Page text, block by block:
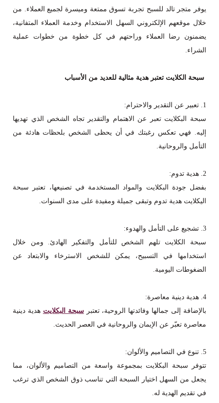
يوفر متجر تالد للسبح تجربة تسوق ممتعة وميسرة لجميع العملاء. من
خلال موقعهم الإلكتروني السهل الاستخدام وخدمة العملاء المتفانية،
يضمنون رضا العملاء وراحتهم في كل خطوة من خطوات عملية
الشراء.
سبحة الكلايت تعتبر هدية مثالية للعديد من الأسباب
1. تعبير عن التقدير والاحترام:
سبحة البكلايت تعبر عن الاهتمام والتقدير تجاه الشخص الذي تهديها
إليه. فهي تعكس رغبتك في أن يحظى الشخص بلحظات هادئة من
التأمل والروحانية.
2. هدية تدوم:
بفضل جودة البكلايت والمواد المستخدمة في تصنيعها، تعتبر سبحة
اليكلايت هدية تدوم وتبقى جميلة ومفيدة على مدى السنوات.
3. تشجيع على التأمل والهدوء:
سبحة الكلايت تلهم الشخص للتأمل والتفكير الهادئ. ومن خلال
استخدامها في التسبيح، يمكن للشخص الاسترخاء والابتعاد عن
الضغوطات اليومية.
4. هدية دينية معاصرة:
بالإضافة إلى جمالها وفائدتها الروحية، تعتبرسبحة البكلايت هدية دينية
معاصرة تعبّر عن الإيمان والروحانية في العصر الحديث.
5. تنوع في التصاميم والألوان:
تتوفر سبحة البكلايت بمجموعة واسعة من التصاميم والألوان، مما
يجعل من السهل اختيار السبحة التي تناسب ذوق الشخص الذي ترغب
في تقديم الهدية له.